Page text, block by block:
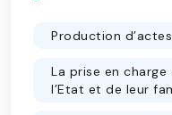
Production
La prise en
l’Etat et de leur